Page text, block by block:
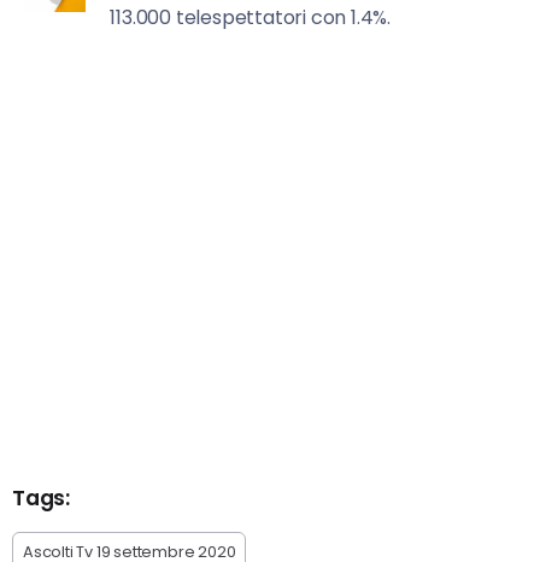
113.000 telespettatori con 1.4%.
Tags:
Ascolti Tv 19 settembre 2020